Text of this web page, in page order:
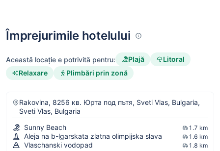
Împrejurimile hotelului
Această locație e potrivită pentru: Plajă
Litoral
Relaxare
Plimbări prin zonă
Rakovina, 8256 кв. Юрта под пътя, Sveti Vlas, Bulgaria,
Sveti Vlas, Bulgaria
Sunny Beach
1.7 km
Aleja na b-lgarskata zlatna olimpijska slava 1.6 km
Vlaschanski vodopad 1.8 km